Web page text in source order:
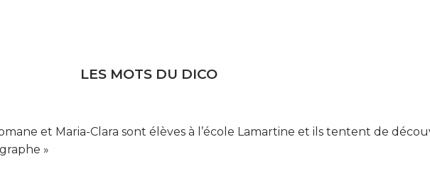
LES MOTS DU DICO
et Maria-Clara sont élèves à l’école Lamartine et ils tentent de
»